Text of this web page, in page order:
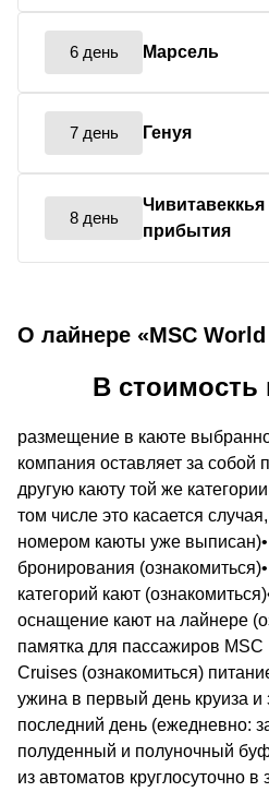
6 день Марсель
7 день Генуя
8 день
Чивитавеккья
прибытия
О лайнере «MSC
В стоимость
размещение в каюте
компания оставляет за собой
другую каюту той же
том числе это касается
номером каюты уже
бронирования
категорий кают
оснащение кают на лайнере
памятка для пассажиров MSC
Cruises (ознакомиться)
ужина в первый день круиза и
последний день (ежедневно:
полуденный и полуночный
из автоматов круглосуточно